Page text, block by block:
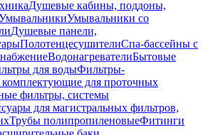
Душевые кабины, поддоны,
Умывальники со
Душевые панели,
ПолотенцесушителиСпа-бассейны с
ВодонагревателиБытовые
для водыФильтры-
для проточных
фильтры, системы
для магистральных фильтров,
Трубы полипропиленовыеФитинги